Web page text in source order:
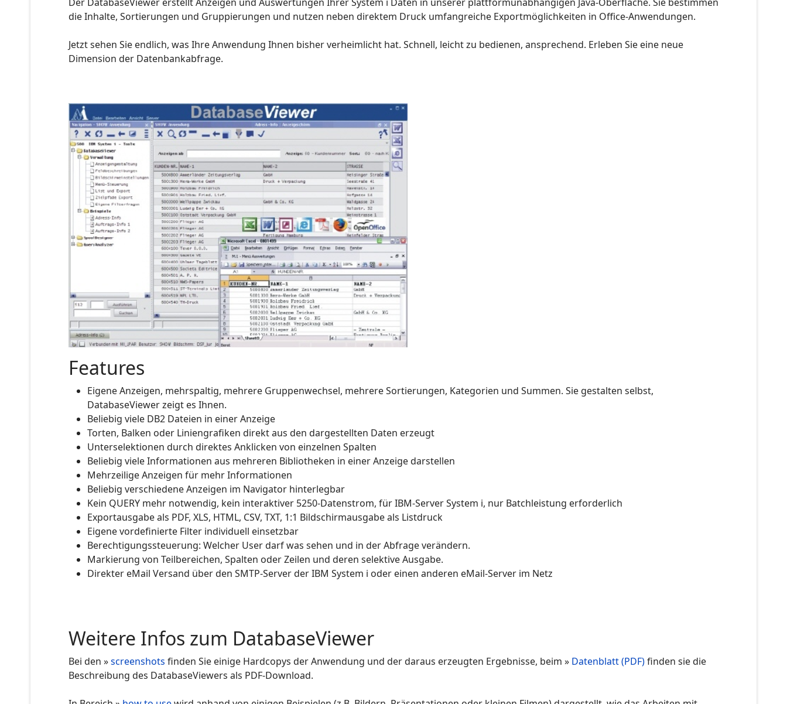
die Inhalte, Sortierungen und Gruppierungen und nutzen neben direktem Druck umfangreiche Exportmöglichkeiten in Office-Anwendungen.
Jetzt sehen Sie endlich, was Ihre Anwendung Ihnen bisher verheimlicht hat. Schnell, leicht zu bedienen, ansprechend. Erleben Sie eine neue
Dimension der Datenbankabfrage.
Features
Eigene Anzeigen, mehrspaltig, mehrere Gruppenwechsel, mehrere Sortierungen, Kategorien und Summen. Sie gestalten selbst,
DatabaseViewer zeigt es Ihnen.
Beliebig viele DB2 Dateien in einer Anzeige
Torten, Balken oder Liniengrafiken direkt aus den dargestellten Daten erzeugt
Unterselektionen durch direktes Anklicken von einzelnen Spalten
Beliebig viele Informationen aus mehreren Bibliotheken in einer Anzeige darstellen
Mehrzeilige Anzeigen für mehr Informationen
Beliebig verschiedene Anzeigen im Navigator hinterlegbar
Kein QUERY mehr notwendig, kein interaktiver 5250-Datenstrom, für IBM-Server System i, nur Batchleistung erforderlich
Exportausgabe als PDF, XLS, HTML, CSV, TXT, 1:1 Bildschirmausgabe als Listdruck
Eigene vordefinierte Filter individuell einsetzbar
Berechtigungssteuerung: Welcher User darf was sehen und in der Abfrage verändern.
Markierung von Teilbereichen, Spalten oder Zeilen und deren selektive Ausgabe.
Direkter eMail Versand über den SMTP-Server der IBM System i oder einen anderen eMail-Server im Netz
Weitere Infos zum DatabaseViewer
Bei den »screenshots finden Sie einige Hardcopys der Anwendung und der daraus erzeugten Ergebnisse, beim » Datenblatt (PDF)finden sie die
Beschreibung des DatabaseViewers als PDF-Download.